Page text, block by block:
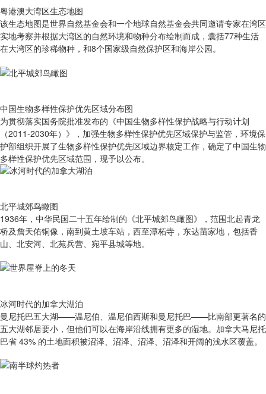
粤港澳大湾区生态地图
该生态地图是世界自然基金会和一个地球自然基金会共同邀请专家在湾区
实地考察并根据大湾区的自然环境和物种分布绘制而成，囊括77种生活
在大湾区的珍稀物种，和8个国家级自然保护区和海岸公园。
中国生物多样性保护优先区域分布图
为贯彻落实国务院批准发布的《中国生物多样性保护战略与行动计划
（2011-2030年）》，加强生物多样性保护优先区域保护与监管，环境保
护部组织开展了生物多样性保护优先区域边界核定工作，确定了中国生物
多样性保护优先区域范围，现予以公布。
北平城郊鸟瞰图
1936年，中华民国二十五年绘制的《北平城郊鸟瞰图》，范围北起青龙
桥及詹天佑铜像，南到黄土坡车站，西至潭柘寺，东达苗家地，包括香
山、北安河、北苑兵营、宛平县城等地。
冰河时代的加拿大湖泊
曼尼托巴五大湖——温尼伯、温尼伯西斯和曼尼托巴——比南部更著名的
五大湖邻居要小，但他们可以在海岸沿线拥有更多的湿地。加拿大马尼托
巴省 43% 的土地面积被沼泽、沼泽、沼泽、沼泽和开阔的浅水区覆盖。